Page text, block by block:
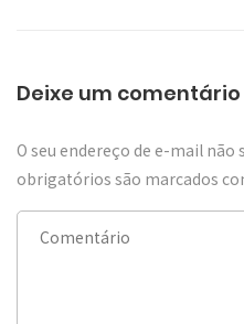
Deixe um comentário
O seu endereço de e-mail não
obrigatórios são marcados